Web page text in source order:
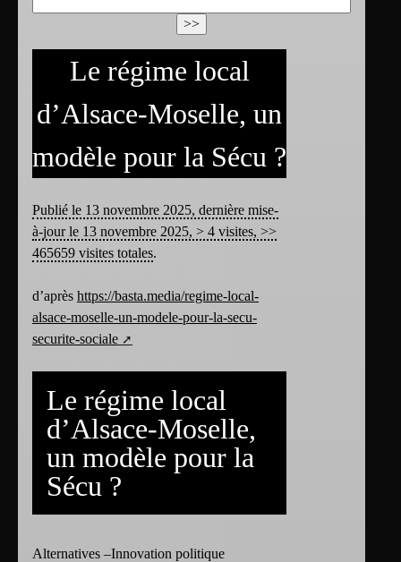
Le régime local
d’Alsace-Moselle, un
modèle pour la Sécu ?
Publié le 13 novembre 2025, dernière mise-
à-jour le 13 novembre 2025, > 4 visites, >>
465659 visites totales.
d’après https://basta.media/regime-local-
alsace-moselle-un-modele-pour-la-secu-
securite-sociale
Le régime local
d’Alsace-Moselle,
un modèle pour la
Sécu ?
Alternatives –Innovation politique